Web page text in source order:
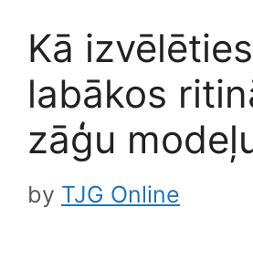
Kā izvēlēties
labākos
zāģu
by TJG Online